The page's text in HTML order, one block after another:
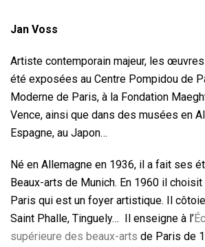
Jan Voss
Artiste contemporain majeur, les
été exposées au Centre Pompidou de
Moderne de Paris, à la Fondation
Vence, ainsi que dans des musées en
Espagne, au Japon…
Né en Allemagne en 1936, il a fait ses
Beaux-arts de Munich. En 1960 il choisit
Paris qui est un foyer artistique. Il
Saint Phalle, Tinguely… Il enseigne à l’
supérieure des beaux-arts de Paris de